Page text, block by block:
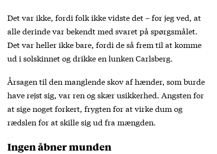
Det var ikke, fordi folk ikke vidste det – for jeg ved, at
alle derinde var bekendt med svaret på spørgsmålet.
Det var heller ikke bare, fordi de så frem til at komme
ud i solskinnet og drikke en lunken Carlsberg.
Årsagen til den manglende skov af hænder, som burde
have rejst sig, var ren og skær usikkerhed. Angsten for
at sige noget forkert, frygten for at virke dum og
rædslen for at skille sig ud fra mængden.
Ingen åbner munden